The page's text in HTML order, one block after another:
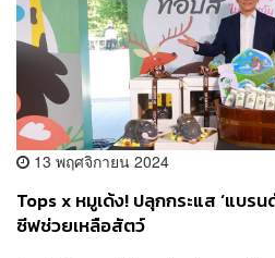
13 พฤศจิกายน 2024
Tops x หมูเด้ง! ปลุกกระแส ‘แบร
ซีฟช่วยเหลือสัตว์